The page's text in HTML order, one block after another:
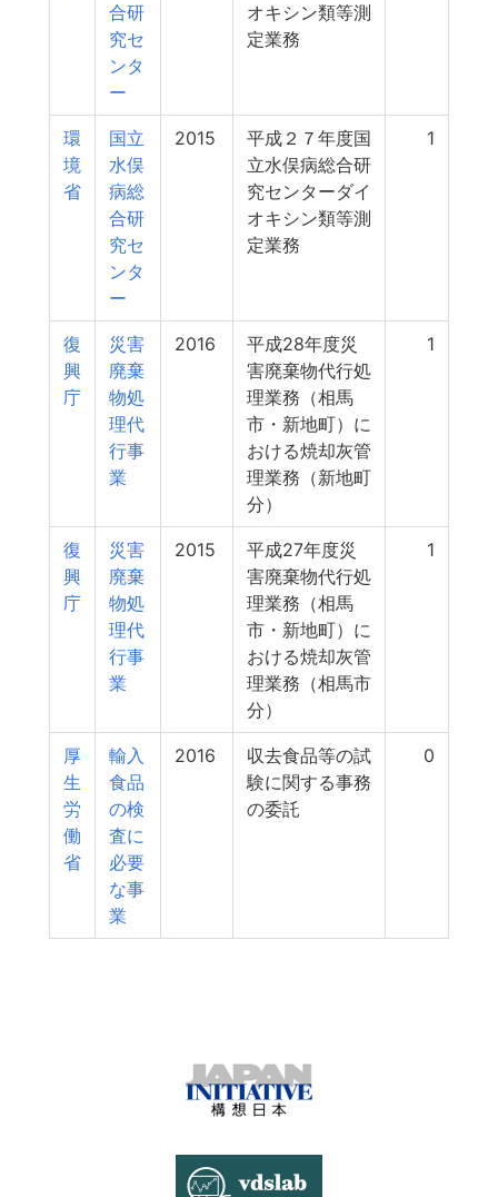
合研
究セ
ンタ
ー
オキシン類等測
定業務
環
境
省
国立
水俣
病総
合研
究セ
ンタ
ー
2015
平成２７年度国
立水俣病総合研
究センターダイ
オキシン類等測
定業務
1
復
興
庁
災害
廃棄
物処
理代
行事
業
2016
平成28年度災
害廃棄物代行処
理業務（相馬
市・新地町）に
おける焼却灰管
理業務（新地町
分）
1
復
興
庁
災害
廃棄
物処
理代
行事
業
2015
平成27年度災
害廃棄物代行処
理業務（相馬
市・新地町）に
おける焼却灰管
理業務（相馬市
分）
1
厚
生
労
働
省
輸入
食品
の検
査に
必要
な事
業
2016
収去食品等の試
験に関する事務
の委託
0